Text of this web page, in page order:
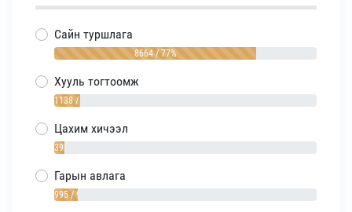
Сайн туршлага
8664 / 77%
Хууль тогтоомж
1138 / 10%
Цахим хичээл
392 / 4%
Гарын авлага
995 / 9%